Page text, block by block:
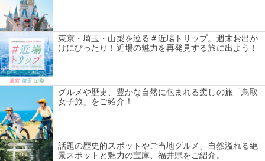
東京・埼玉・山梨を巡る＃近場トリップ。週末お出か
けにぴったり！近場の魅力を再発見する旅に出よう！
グルメや歴史、豊かな自然に包まれる癒しの旅「鳥取
女子旅」をご紹介！
話題の歴史的スポットやご当地グルメ、自然溢れる絶
景スポットと魅力の宝庫、福井県をご紹介。